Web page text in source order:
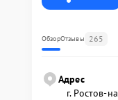
ОбзорОтзывы 265
Адрес
г. Ростов-